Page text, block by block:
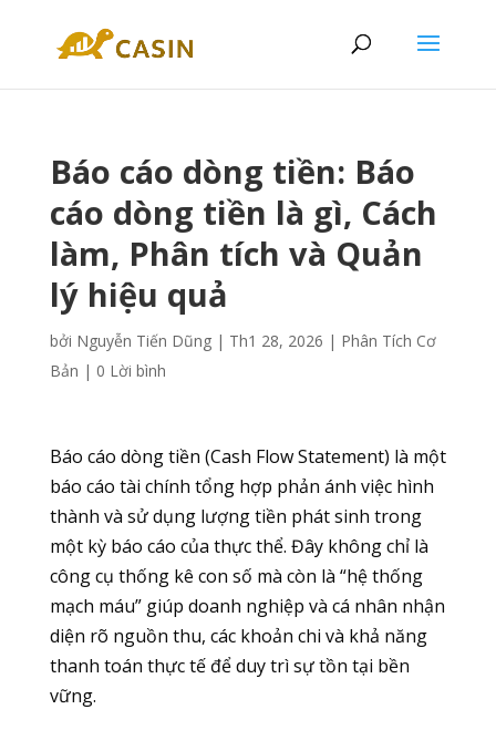
Báo cáo dòng tiền: Báo
cáo dòng tiền là gì, Cách
làm, Phân tích và Quản
lý hiệu quả
bởi Nguyễn Tiến Dũng| Th1 28, 2026 | Phân Tích Cơ
Bản | 0 Lời bình
Báo cáo dòng tiền (Cash Flow Statement) là một
báo cáo tài chính tổng hợp phản ánh việc hình
thành và sử dụng lượng tiền phát sinh trong
một kỳ báo cáo của thực thể. Đây không chỉ là
công cụ thống kê con số mà còn là “hệ thống
mạch máu” giúp doanh nghiệp và cá nhân nhận
diện rõ nguồn thu, các khoản chi và khả năng
thanh toán thực tế để duy trì sự tồn tại bền
vững.